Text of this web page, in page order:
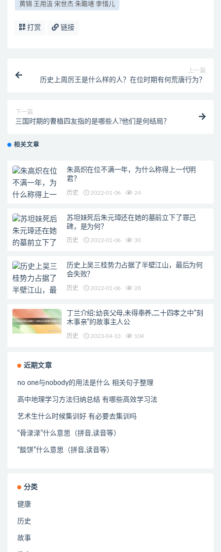
黄锦 王用汲 宋世杰 朱瞻墡 李惜儿
打赏 链接
上一篇
历史上周厉王是什么样的人？在位时期有何荒唐行为？
下一篇
三国时期的曹植四友指的是哪些人?他们是何结局？
相关文章
朱高炽在位不满一年，为什么称得上一代明
君？
历史 2022-01-06 24
苏坦妹死后朱元璋还在她的墓前立下了罪己
碑，是为何？
历史 2022-01-06 30
历史上吴三桂势力占据了半壁江山，最后为何
会失败？
历史 2022-01-06 28
丁兰介绍:幼丧父母,未得奉养,二十四孝之中”刻
木事亲”的故事主人公
历史 2023-04-13 104
近期文章
no one与nobody的用法是什么 相关句子整理
高中地理学习方法归纳总结 有哪些高效学习法
艺术生什么时候集训好 有必要去集训吗
“骨渌渌”什么意思（拼音,读音等）
“餤饼”什么意思（拼音,读音等）
分类
健康
历史
故事